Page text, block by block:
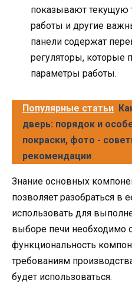
показывают текущую
работы и другие
панели содержат
регуляторы, которые
параметры работы.
Популярные статьи
дверь: порядок и
покраски, фото -
рекомендации
Знание основных
позволяет разобраться в
использовать для
выборе печи необходимо
функциональность
требованиям
будет использоваться.